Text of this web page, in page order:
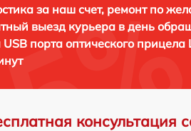
за наш счет, ремонт по
выезд курьера в день
порта оптического прицела
консультация